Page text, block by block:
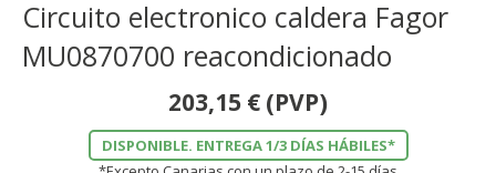
Circuito electronico caldera Fagor
MU0870700 reacondicionado
203,15 € (PVP)
DISPONIBLE. ENTREGA 1/3 DÍAS HÁBILES*